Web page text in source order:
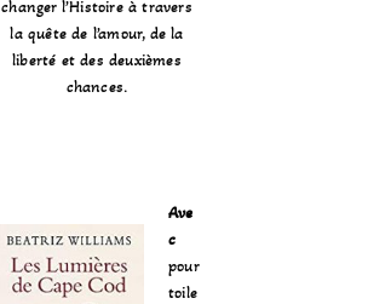
changer l’Histoire à travers
la quête de l’amour, de la
liberté et des deuxièmes
chances.
Ave
c
pour
toile